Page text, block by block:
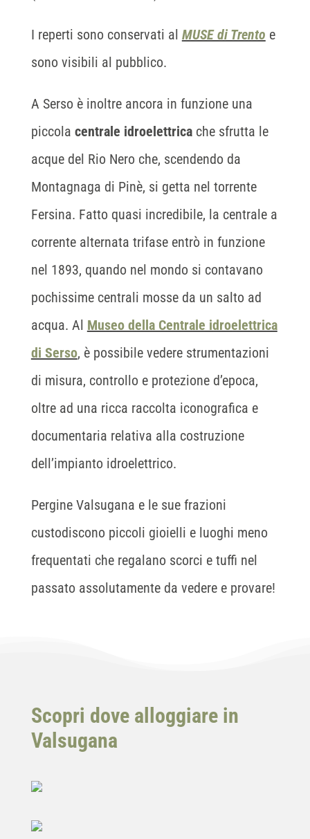
I reperti sono conservati al MUSE di Trento e
sono visibili al pubblico.
A Serso è inoltre ancora in funzione una
piccola centrale idroelettrica che sfrutta le
acque del Rio Nero che, scendendo da
Montagnaga di Pinè, si getta nel torrente
Fersina. Fatto quasi incredibile, la centrale a
corrente alternata trifase entrò in funzione
nel 1893, quando nel mondo si contavano
pochissime centrali mosse da un salto ad
acqua. Al Museo della Centrale idroelettrica
di Serso, è possibile vedere strumentazioni
di misura, controllo e protezione d’epoca,
oltre ad una ricca raccolta iconografica e
documentaria relativa alla costruzione
dell’impianto idroelettrico.
Pergine Valsugana e le sue frazioni
custodiscono piccoli gioielli e luoghi meno
frequentati che regalano scorci e tuffi nel
passato assolutamente da vedere e provare!
Scopri dove alloggiare in
Valsugana